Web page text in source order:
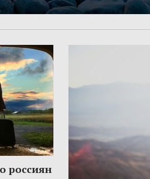
россиян